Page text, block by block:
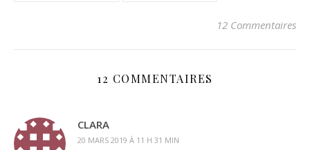
12 Commentaires
12 COMMENTAIRES
CLARA
20 MARS 2019 À 11 H 31 MIN